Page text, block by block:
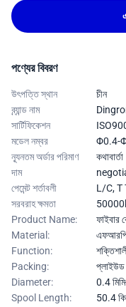
পণ্যের বিবরণ
উৎপত্তি স্থান
চীন
ব্র্যান্ড নাম
সার্টিফিকেশন
মডেল নম্বর
Φ0.4-
ন্যূনতম অর্ডার পরিমাণ
কথাবার্তা
দাম
পেমেন্ট শর্তাবলী
L/C, T
সরবরাহ ক্ষমতা
Product Name:
ফাইবার
Material:
Function:
Packing:
প্লাইউড
Diameter:
0.4
Spool Length:
50.4